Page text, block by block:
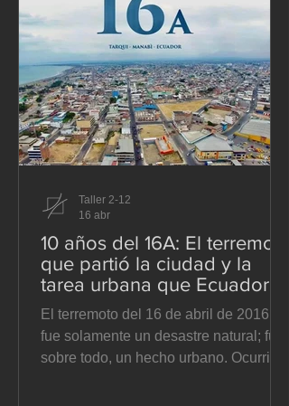
presenta como si la pregunta central
fuera cuánto debe costar el transporte
público, cuando en realidad la
pregunta p
10 años del 16A: El terremoto
que partió la ciudad y la
tarea urbana que Ecuador
todavía no termina
El terremoto del 16 de abril de 2016 no
fue solamente un desastre natural; fue,
sobre todo, un hecho urbano. Ocurrió a
Taller 2-12
16 abr